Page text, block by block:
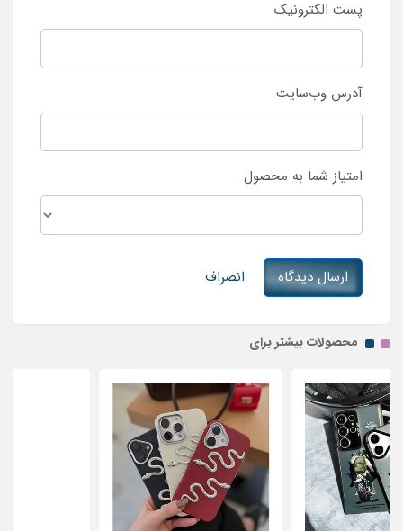
پست الکترونیک
آدرس وب‌سایت
امتیاز شما به محصول
ارسال دیدگاه انصراف
محصولات بیشتر برای